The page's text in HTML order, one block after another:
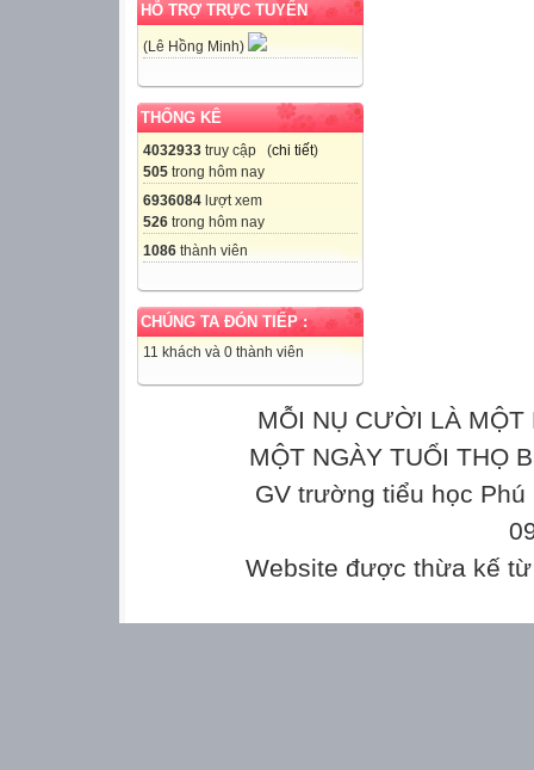
HỖ TRỢ TRỰC TUYẾN
(Lê Hồng Minh)
THỐNG KÊ
4032933 truy cập (chi tiết)
505 trong hôm nay
6936084 lượt xem
526 trong hôm nay
1086 thành viên
CHÚNG TA ĐÓN TIẾP :
11 khách và 0 thành viên
MỖI NỤ CƯỜI LÀ MỘT
MỘT NGÀY TUỔI THỌ
GV trường tiểu học
Website được thừa kế